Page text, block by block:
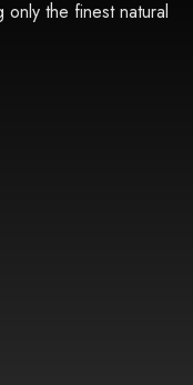
only the finest natural